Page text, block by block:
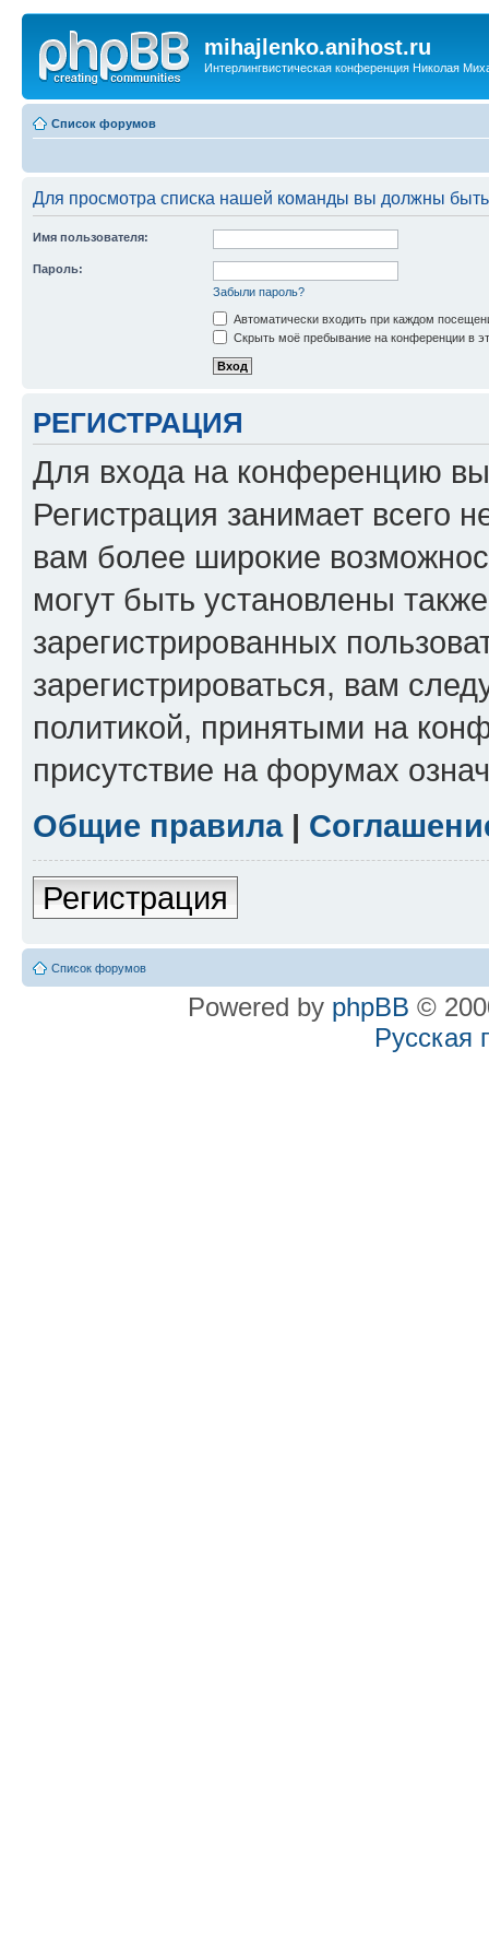
mihajlenko.anihost.ru
Интерлингвистическая конференция Николая
Список форумов
Для просмотра списка нашей команды вы должны
Имя пользователя:
Пароль:
Забыли пароль?
Автоматически входить при каждом
Скрыть моё пребывание на конференции в
РЕГИСТРАЦИЯ
Для входа на конференцию
Регистрация занимает всего
вам более широкие
могут быть установлены
зарегистрированных
зарегистрироваться, вам
политикой, принятыми на
присутствие на форумах
Общие правила|
Регистрация
Список форумов
Powered by phpBB ©
Русская